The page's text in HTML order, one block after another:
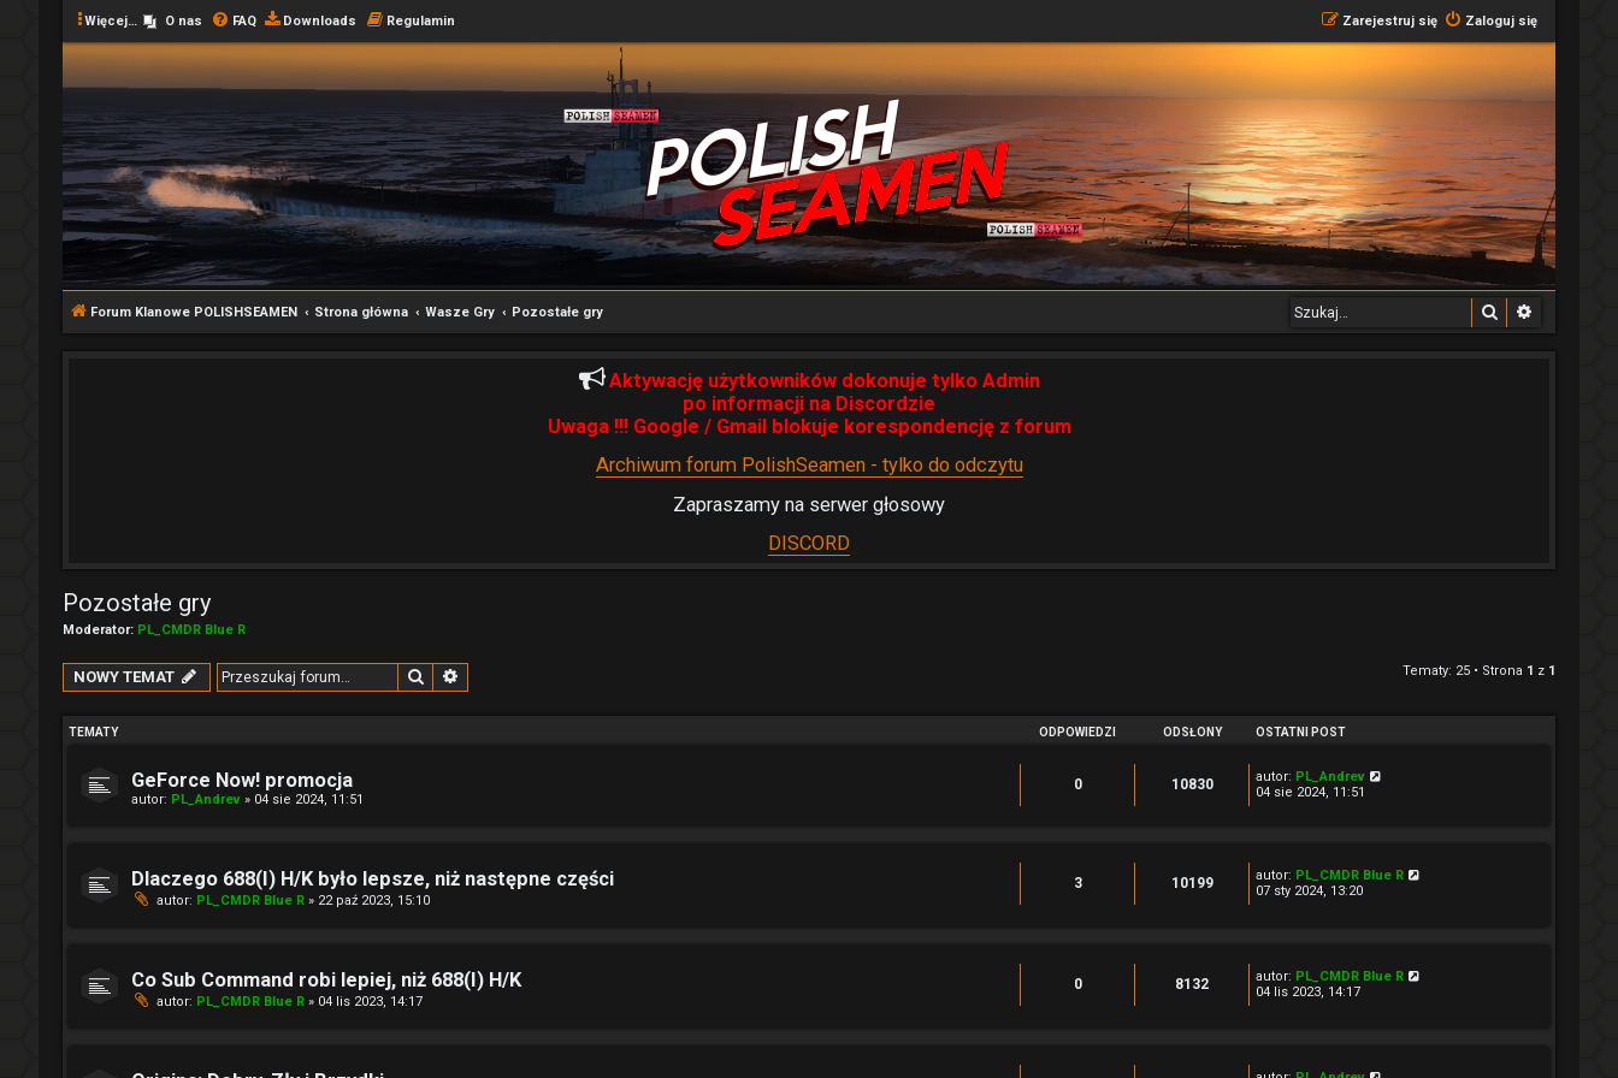
Więcej… O nas FAQ Downloads Regulamin Zaloguj się
Zarejestruj się
Forum Klanowe POLISHSEAMEN Strona główna Wasze Gry Pozostałe gry Szukaj
Aktywację użytkowników dokonuje tylko Admin
po informacji na Discordzie
Uwaga !!! Google / Gmail blokuje korespondencję z forum
Archiwum forum PolishSeamen - tylko do odczytu
Zapraszamy na serwer głosowy
DISCORD
Pozostałe gry
Moderator: PL_CMDR Blue R
NOWY TEMAT Szukaj Tematy: 25 • Strona 1 z 1
TEMATY ODPOWIEDZI ODSŁONY OSTATNI POST
GeForce Now! promocja
autor: PL_Andrev » 04 sie 2024, 11:51
0 10830 autor: PL_Andrev
04 sie 2024, 11:51
Dlaczego 688(I) H/K było lepsze, niż następne części
autor: PL_CMDR Blue R » 22 paź 2023, 15:10
3 10199 autor: PL_CMDR Blue R
07 sty 2024, 13:20
Co Sub Command robi lepiej, niż 688(I) H/K
autor: PL_CMDR Blue R » 04 lis 2023, 14:17
0 8132 autor: PL_CMDR Blue R
04 lis 2023, 14:17